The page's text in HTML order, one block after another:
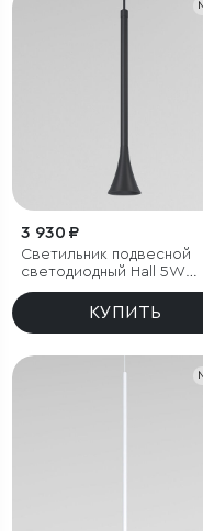
3 930 ₽
Светильник подвесной
светодиодный Hall 5W
3000K черный
КУПИТЬ